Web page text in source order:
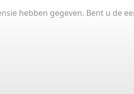
hebben gegeven. Bent u de